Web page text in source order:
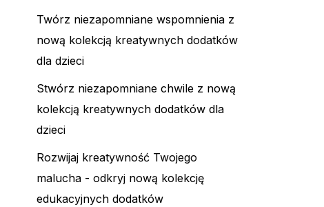
Twórz niezapomniane wspomnienia z
nową kolekcją kreatywnych dodatków
dla dzieci
Stwórz niezapomniane chwile z nową
kolekcją kreatywnych dodatków dla
dzieci
Rozwijaj kreatywność Twojego
malucha - odkryj nową kolekcję
edukacyjnych dodatków